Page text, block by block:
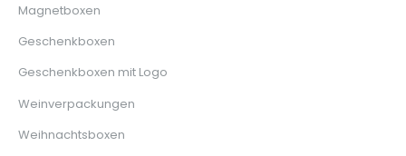
Magnetboxen
Geschenkboxen
Geschenkboxen mit Logo
Weinverpackungen
Weihnachtsboxen